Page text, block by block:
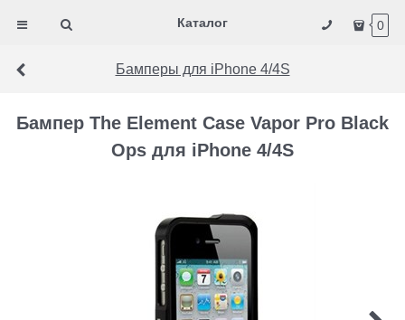
Каталог 0
Бамперы для iPhone 4/4S
Бампер The Element Case Vapor Pro Black
Ops для iPhone 4/4S